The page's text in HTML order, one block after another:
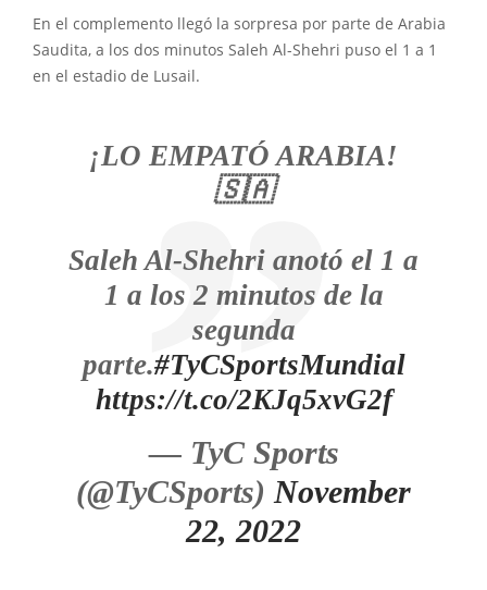
En el complemento llegó la sorpresa por parte de Arabia
Saudita, a los dos minutos Saleh Al-Shehri puso el 1 a 1
en el estadio de Lusail.
¡LO EMPATÓ ARABIA!
🇸🇦
Saleh Al-Shehri anotó el 1 a
1 a los 2 minutos de la
segunda
parte.#TyCSportsMundial
https://t.co/2KJq5xvG2f
— TyC Sports
(@TyCSports) November
22, 2022